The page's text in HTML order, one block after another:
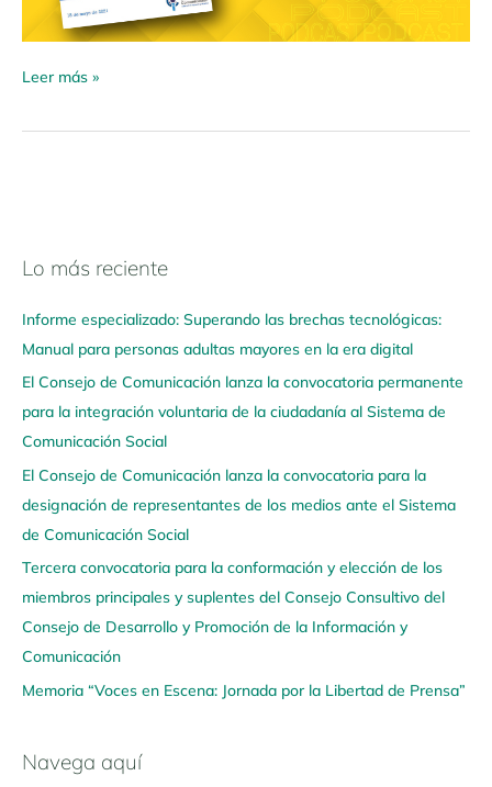
Leer más »
Lo más reciente
Informe especializado: Superando las brechas tecnológicas:
Manual para personas adultas mayores en la era digital
El Consejo de Comunicación lanza la convocatoria permanente
para la integración voluntaria de la ciudadanía al Sistema de
Comunicación Social
El Consejo de Comunicación lanza la convocatoria para la
designación de representantes de los medios ante el Sistema
de Comunicación Social
Tercera convocatoria para la conformación y elección de los
miembros principales y suplentes del Consejo Consultivo del
Consejo de Desarrollo y Promoción de la Información y
Comunicación
Memoria “Voces en Escena: Jornada por la Libertad de Prensa”
Navega aquí
N
v
e
g
a
a
q
u
í